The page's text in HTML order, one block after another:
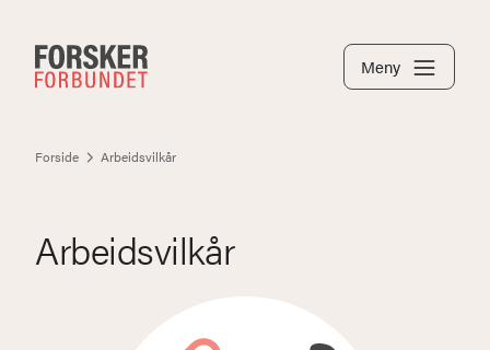
Meny
Forside Arbeidsvilkår
Arbeidsvilkår